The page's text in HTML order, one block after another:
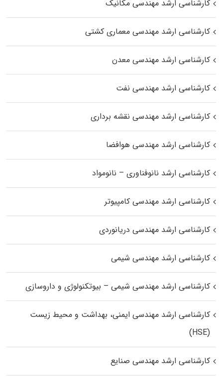
کارشناسی ارشد مهندسی مکانیک
کارشناسی ارشد مهندسی معماری کشتی
کارشناسی ارشد مهندسی معدن
کارشناسی ارشد مهندسی نفت
کارشناسی ارشد مهندسی نقشه برداری
کارشناسی ارشد مهندسی هوافضا
کارشناسی ارشد نانوفناوری – نانومواد
کارشناسی ارشد مهندسی کامپیوتر
کارشناسی ارشد مهندسی دریانوردی
کارشناسی ارشد مهندسی شیمی
کارشناسی ارشد مهندسی شیمی – بیوتکنولوژی و داروسازی
کارشناسی ارشد مهندسی ایمنی، بهداشت و محیط زیست
(HSE)
کارشناسی ارشد مهندسی صنایع